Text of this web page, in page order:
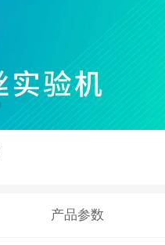
产品参数